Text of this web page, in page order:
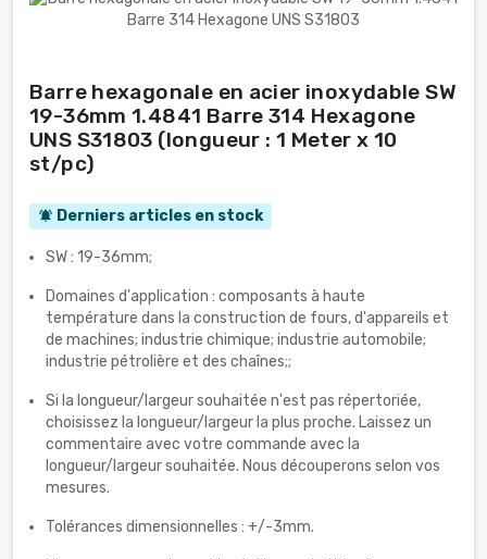
Barre hexagonale en acier inoxydable SW
19-36mm 1.4841 Barre 314 Hexagone
UNS S31803 (longueur : 1 Meter x 10
st/pc)
notifications_active Derniers articles en stock
SW : 19-36mm;
Domaines d'application : composants à haute
température dans la construction de fours, d'appareils et
de machines; industrie chimique; industrie automobile;
industrie pétrolière et des chaînes;;
Si la longueur/largeur souhaitée n'est pas répertoriée,
choisissez la longueur/largeur la plus proche. Laissez un
commentaire avec votre commande avec la
longueur/largeur souhaitée. Nous découperons selon vos
mesures.
Tolérances dimensionnelles : +/-3mm.